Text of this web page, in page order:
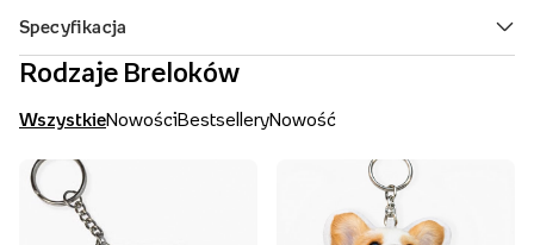
Rodzaje Breloków
WszystkieNowościBestselleryNowość